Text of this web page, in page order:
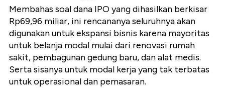
Membahas soal dana IPO yang dihasilkan berkisar
Rp69,96 miliar, ini rencananya seluruhnya akan
digunakan untuk ekspansi bisnis karena mayoritas
untuk belanja modal mulai dari renovasi rumah
sakit, pembagunan gedung baru, dan alat medis.
Serta sisanya untuk modal kerja yang tak terbatas
untuk operasional dan pemasaran.